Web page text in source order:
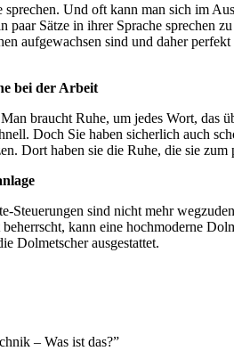
sprechen. Und oft kann man sich im
paar Sätze in ihrer Sprache sprechen
aufgewachsen sind und daher
bei der Arbeit
braucht Ruhe, um jedes Wort, das
Doch Sie haben sicherlich auch
Dort haben sie die Ruhe, die sie zum
Steuerungen sind nicht mehr
kann eine hochmoderne
Dolmetscher ausgestattet.
– Was ist das?”